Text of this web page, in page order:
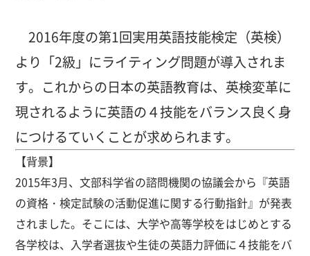
2016年度の第1回実用英語技能検定（英検）
より「2級」にライティング問題が導入されま
す。これからの日本の英語教育は、英検変革に
現されるように英語の４技能をバランス良く身
につけるていくことが求められます。
【背景】
2015年3月、文部科学省の諮問機関の協議会から『英語
の資格・検定試験の活動促進に関する行動指針』が発表
されました。そこには、大学や高等学校をはじめとする
各学校は、入学者選抜や生徒の英語力評価に４技能をバ